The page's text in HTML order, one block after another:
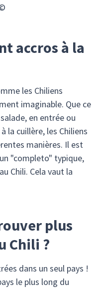
accros à la
les Chiliens
imaginable. Que ce
en entrée ou
la cuillère, les Chiliens
manières. Il est
"completo" typique,
Chili. Cela vaut la
plus
Chili ?
dans un seul pays !
le plus long du